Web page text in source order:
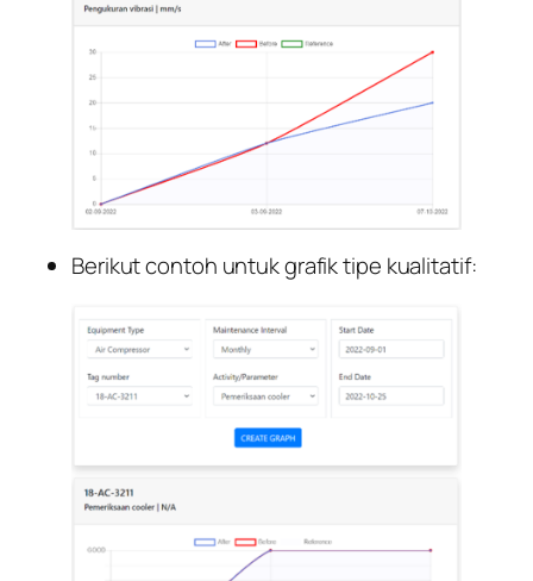
Berikut contoh untuk grafik tipe kualitatif: